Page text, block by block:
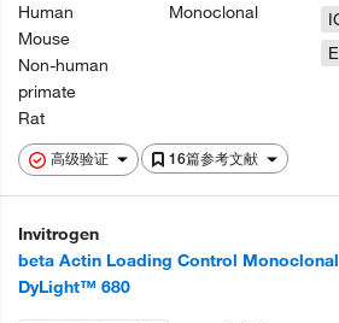
高级验证 16篇参考文献
Human
Mouse
Non-human
primate
Rat
Monoclonal
Invitrogen
beta Actin Loading Control
DyLight™ 680